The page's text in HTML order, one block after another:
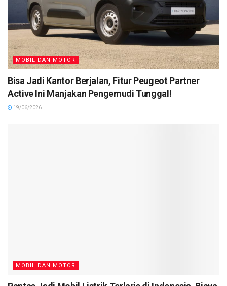
MOBIL DAN MOTOR
Bisa Jadi Kantor Berjalan, Fitur Peugeot Partner
Active Ini Manjakan Pengemudi Tunggal!
19/06/2026
MOBIL DAN MOTOR